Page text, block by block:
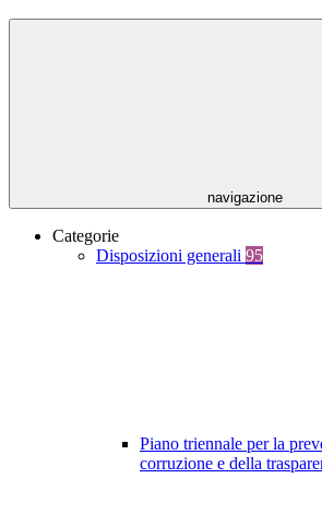
navigazione
Categorie
Disposizioni generali 95
Piano triennale per la
corruzione e della